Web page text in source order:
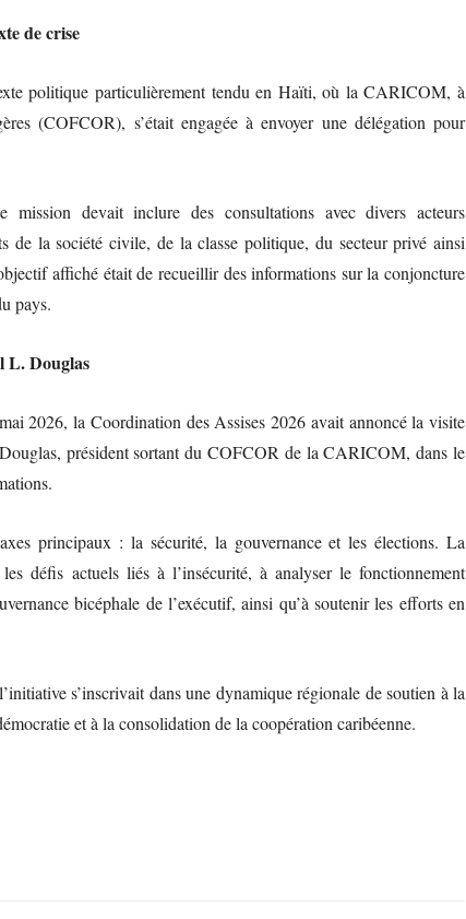
de crise
politique particulièrement tendu en Haïti, où la CARICOM, à
(COFCOR), s’était engagée à envoyer une délégation pour
mission devait inclure des consultations avec divers acteurs
de la société civile, de la classe politique, du secteur privé ainsi
affiché était de recueillir des informations sur la conjoncture
pays.
L. Douglas
2026, la Coordination des Assises 2026 avait annoncé la visite
président sortant du COFCOR de la CARICOM, dans le
principaux : la sécurité, la gouvernance et les élections. La
défis actuels liés à l’insécurité, à analyser le fonctionnement
bicéphale de l’exécutif, ainsi qu’à soutenir les efforts en
s’inscrivait dans une dynamique régionale de soutien à la
et à la consolidation de la coopération caribéenne.